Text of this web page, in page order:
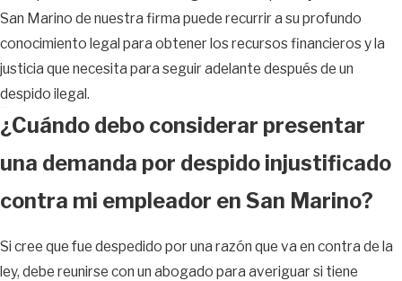
San Marino de nuestra firma puede recurrir a su profundo
conocimiento legal para obtener los recursos financieros y la
justicia que necesita para seguir adelante después de un
despido ilegal.
¿Cuándo debo considerar presentar
una demanda por despido injustificado
contra mi empleador en San Marino?
Si cree que fue despedido por una razón que va en contra de la
ley, debe reunirse con un abogado para averiguar si tiene